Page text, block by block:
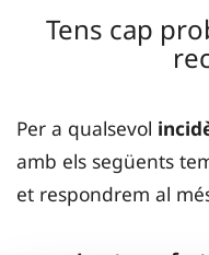
Tens cap
Per a qualsevol
amb els següents
et respondrem al